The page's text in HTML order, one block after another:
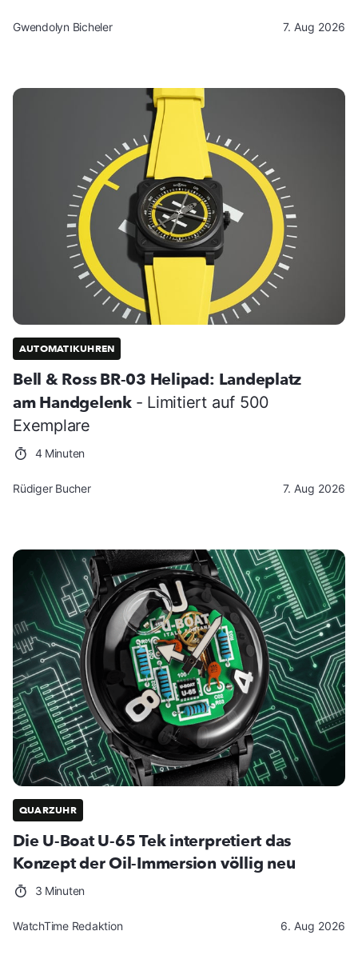
Gwendolyn Bicheler 7. Aug 2026
AUTOMATIKUHREN
Bell & Ross BR-03 Helipad: Landeplatz
am Handgelenk - Limitiert auf 500
Exemplare
4 Minuten
Rüdiger Bucher 7. Aug 2026
QUARZUHR
Die U-Boat U-65 Tek interpretiert das
Konzept der Oil-Immersion völlig neu
3 Minuten
WatchTime Redaktion 6. Aug 2026